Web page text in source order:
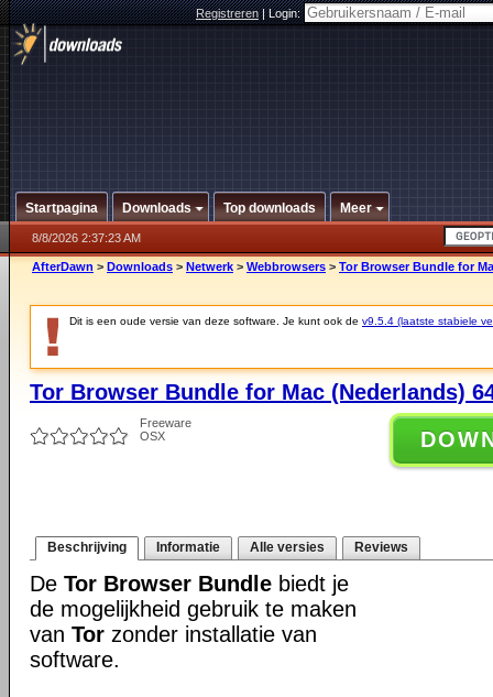
Registreren|Login:
Startpagina Downloads Top downloads Meer
8/8/2026 2:37:23 AM
AfterDawn > Downloads > Netwerk > Webbrowsers > Tor Browser Bundle for
Dit is een oude versie van deze software. Je kunt ook de v9.5.4 (laatste stabiele
Tor Browser Bundle for Mac (Nederlands)
Freeware
OSX
Beschrijving Informatie Alle versies Reviews
De Tor Browser Bundle biedt je
de mogelijkheid gebruik te maken
van Tor zonder installatie van
software.